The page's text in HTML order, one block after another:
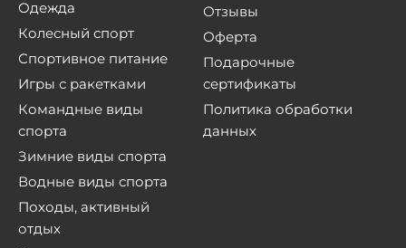
Одежда
Колесный спорт
Спортивное питание
Игры с ракетками
Командные виды
спорта
Зимние виды спорта
Водные виды спорта
Походы, активный
отдых
Отзывы
Оферта
Подарочные
сертификаты
Политика обработки
данных